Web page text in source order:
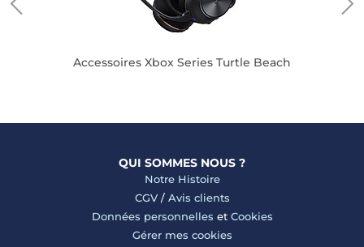
Accessoires Xbox Series Turtle Beach
QUI SOMMES NOUS ?
Notre Histoire
CGV/ Avis clients
Données personnelles et Cookies
Gérer mes cookies